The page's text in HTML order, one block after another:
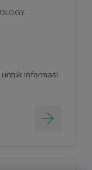
untuk informasi